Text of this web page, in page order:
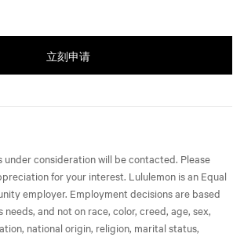
立刻申请
under consideration will be contacted. Please
for your interest. Lululemon is an Equal
employer. Employment decisions are based
needs, and not on race, color, creed, age, sex,
national origin, religion, marital status,